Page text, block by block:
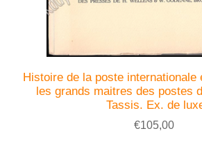
Histoire de la poste internationale
les grands maitres des postes
Tassis. Ex. de
€105,00